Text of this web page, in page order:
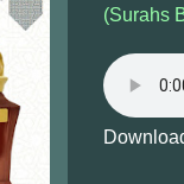
(Surahs